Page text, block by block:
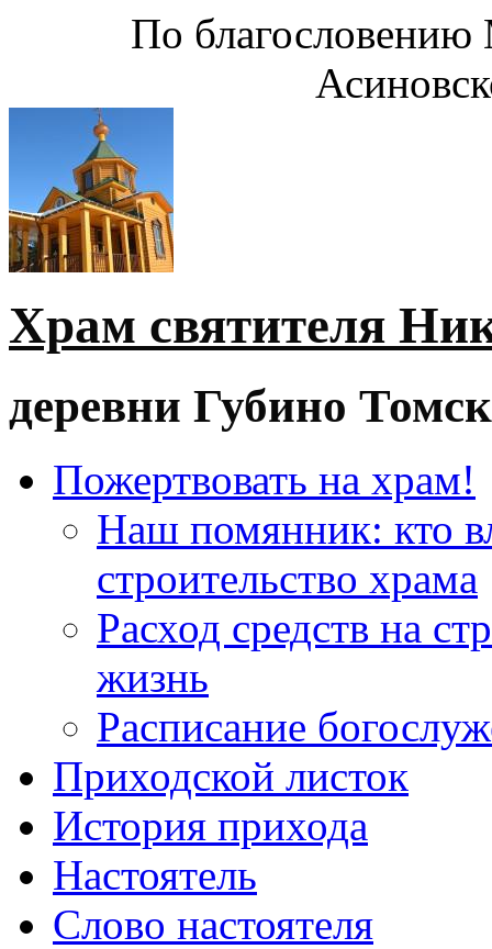
По благословению
Храм святителя
деревни Губино
Пожертвовать на храм!
Наш помянник: кто
строительство храма
Расход средств на
жизнь
Расписание
Приходской листок
История прихода
Настоятель
Слово настоятеля